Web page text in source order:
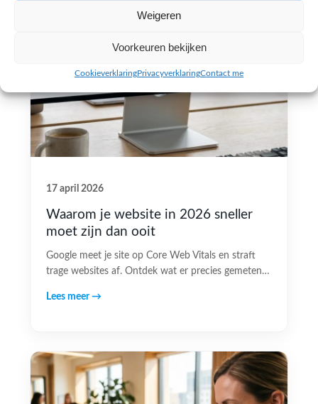
Weigeren
Voorkeuren bekijken
CookieverklaringPrivacyverklaringContact me
17 april 2026
Waarom je website in 2026 sneller
moet zijn dan ooit
Google meet je site op Core Web Vitals en straft
trage websites af. Ontdek wat er precies gemeten…
Lees meer →